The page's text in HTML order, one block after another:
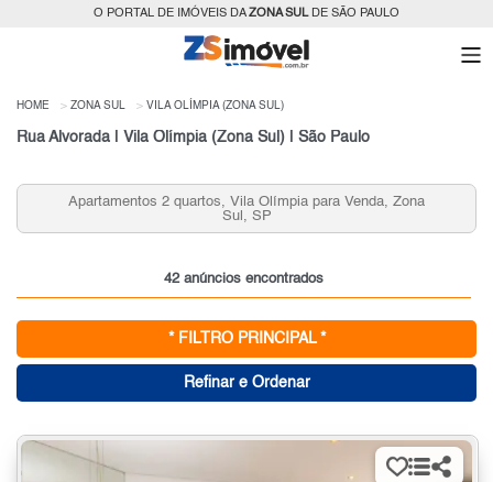
O PORTAL DE IMÓVEIS DAZONA SULDE SÃO PAULO
HOME ZONA SUL VILA OLÍMPIA (ZONA SUL)
Rua Alvorada | Vila Olímpia (Zona Sul) | São Paulo
Apartamentos 3 quartos, Vila Olímpia para Venda, Zona
Sul, SP
42 anúncios encontrados
* FILTRO PRINCIPAL *
Refinar e Ordenar